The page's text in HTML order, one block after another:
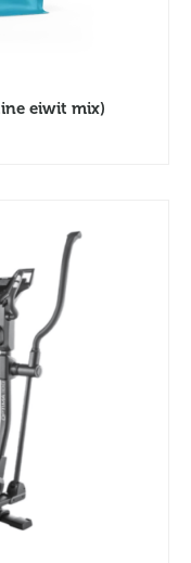
eiwit mix)